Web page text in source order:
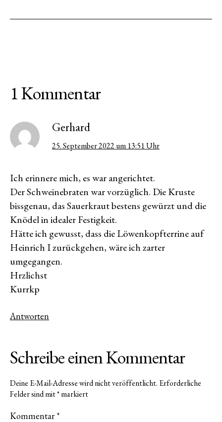
1 Kommentar
Gerhard
25. September 2022 um 13:51 Uhr
Ich erinnere mich, es war angerichtet.
Der Schweinebraten war vorzüglich. Die Kruste
bissgenau, das Sauerkraut bestens gewürzt und die
Knödel in idealer Festigkeit.
Hätte ich gewusst, dass die Löwenkopfterrine auf
Heinrich I zurückgehen, wäre ich zarter
umgegangen.
Hrzlichst
Kurrkp
Antworten
Schreibe einen Kommentar
Deine E-Mail-Adresse wird nicht veröffentlicht. Erforderliche
Felder sind mit*markiert
Kommentar *